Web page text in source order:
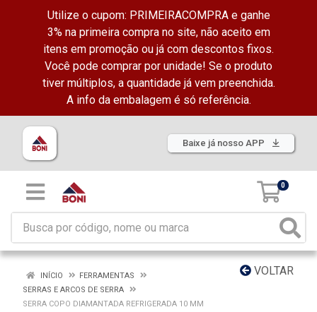
Utilize o cupom: PRIMEIRACOMPRA e ganhe
3% na primeira compra no site, não aceito em
itens em promoção ou já com descontos fixos.
Você pode comprar por unidade! Se o produto
tiver múltiplos, a quantidade já vem preenchida.
A info da embalagem é só referência.
Baixe já nosso APP
0
VOLTAR
INÍCIO
FERRAMENTAS
SERRAS E ARCOS DE SERRA
SERRA COPO DIAMANTADA REFRIGERADA 10 MM